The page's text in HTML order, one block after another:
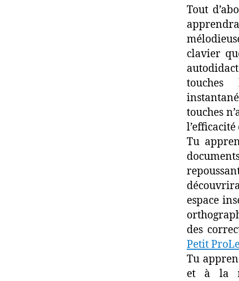
Tout
clavier
touches
touches
Tu
espace
des
Petit
Tu
et à la